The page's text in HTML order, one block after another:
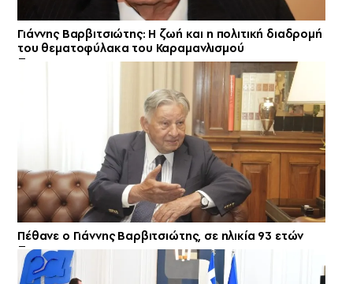
Γιάννης Βαρβιτσιώτης: Η ζωή και η πολιτική διαδρομή
του θεματοφύλακα του Καραμανλισμού
Πέθανε ο Γιάννης Βαρβιτσιώτης, σε ηλικία 93 ετών